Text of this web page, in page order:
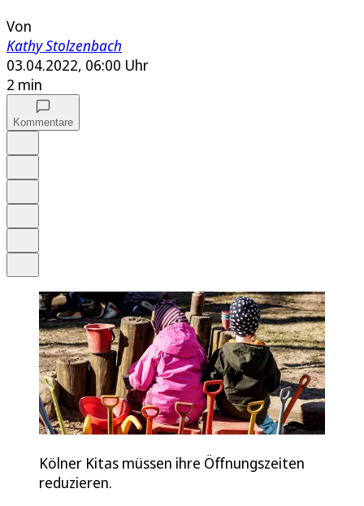
Von
Kathy Stolzenbach
03.04.2022, 06:00 Uhr
2 min
Kommentare
Kölner Kitas müssen ihre Öffnungszeiten
reduzieren.